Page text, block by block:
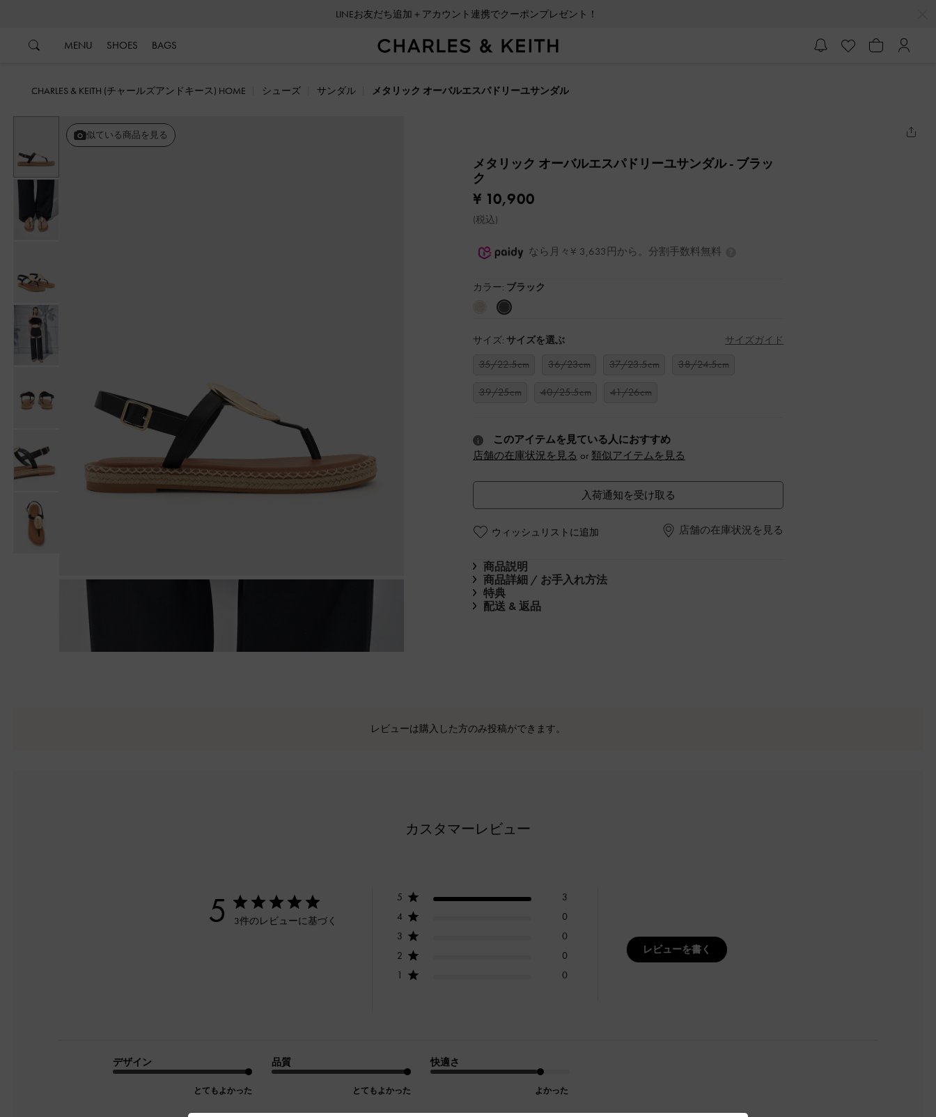
LINEお友だち追加＋アカウント連携でクーポンプレゼント！
MENU SHOES BAGS
CHARLES & KEITH (チャールズアンドキース) HOME シューズ サンダル メタリック オーバルエスパドリーユサンダル
似ている商品を見る
メタリック オーバルエスパドリーユサンダル- ブラッ
ク
¥ 10,900
(税込)
なら月々¥ 3,633円から。分割手数料無料
カラー: ブラック
サイズ: サイズを選ぶ サイズガイド
35/22.5cm 36/23cm 37/23.5cm
38/24.5cm
39/25cm
40/25.5cm 41/26cm
このアイテムを見ている人におすすめ
店舗の在庫状況を見る or 類似アイテムを見る
入荷通知を受け取る
ウィッシュリストに追加 店舗の在庫状況を見る
商品説明
商品詳細 / お手入れ方法
特典
配送 & 返品
レビューは購入した方のみ投稿ができます。
カスタマーレビュー
5 3件のレビューに基づく
5
3
4
0
3
0
2
0
1
0
レビューを書く
デザイン
とてもよかった
品質
とてもよかった
快適さ
よかった